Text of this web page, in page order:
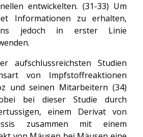
entwickelten. (31-33) Um
Informationen zu erhalten,
jedoch in erster Linie
aufschlussreichsten Studien
von Impfstoffreaktionen
und seinen Mitarbeitern (34)
bei dieser Studie durch
einem Derivat von
zusammen mit einem